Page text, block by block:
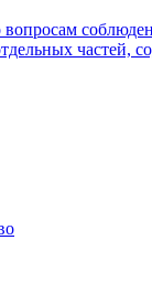
частей,